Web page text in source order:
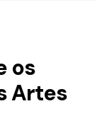
os
Artes